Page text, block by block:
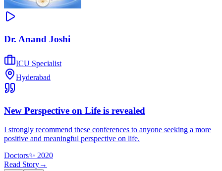
Dr. Anand Joshi
ICU Specialist
Hyderabad
New Perspective on Life is revealed
I strongly recommend these conferences to anyone seeking a more
positive and meaningful perspective on life.
Doctors✨ 2020
Read Story→